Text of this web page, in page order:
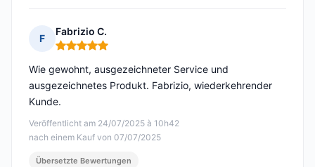
F
Fabrizio C.
Hinweis: 5 von 5
Veröffentlicht am 24/07/2025 à 10h42
nach einem Kauf von 07/07/2025
Wie gewohnt, ausgezeichneter Service und
ausgezeichnetes Produkt. Fabrizio, wiederkehrender
Kunde.
Übersetzte Bewertungen